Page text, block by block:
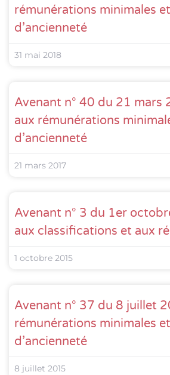
rémunérations minimales
d’ancienneté
31 mai 2018
Avenant n° 40 du 21 mars
aux rémunérations
d’ancienneté
21 mars 2017
Avenant n° 3 du 1er
aux classifications et aux
1 octobre 2015
Avenant n° 37 du 8 juillet
rémunérations minimales
d’ancienneté
8 juillet 2015